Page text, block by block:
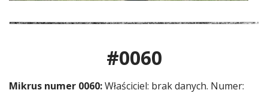
#0060
Mikrus numer 0060:Właściciel: brak danych. Numer: